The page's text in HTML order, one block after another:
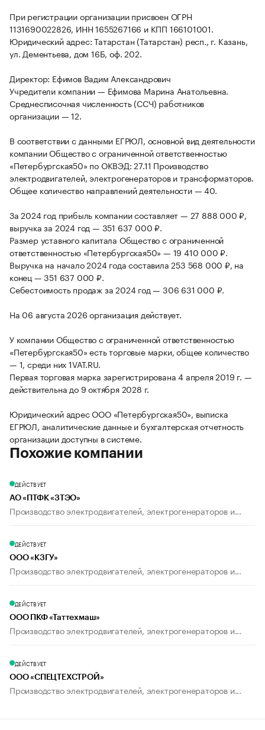
При регистрации организации присвоен ОГРН
1131690022826, ИНН 1655267166 и КПП 166101001.
Юридический адрес: Татарстан (Татарстан) респ., г. Казань,
ул. Дементьева, дом 16Б, оф. 202.
Директор: Ефимов Вадим Александрович
Учредители компании — Ефимова Марина Анатольевна.
Среднесписочная численность (ССЧ) работников
организации — 12.
В соответствии с данными ЕГРЮЛ, основной вид деятельности
компании Общество с ограниченной ответственностью
«Петербургская50» по ОКВЭД: 27.11 Производство
электродвигателей, электрогенераторов и трансформаторов.
Общее количество направлений деятельности — 40.
За 2024 год прибыль компании составляет — 27 888 000 ₽,
выручка за 2024 год — 351 637 000 ₽.
Размер уставного капитала Общество с ограниченной
ответственностью «Петербургская50» — 19 410 000 ₽.
Выручка на начало 2024 года составила 253 568 000 ₽, на
конец — 351 637 000 ₽.
Себестоимость продаж за 2024 год — 306 631 000 ₽.
На 06 августа 2026 организация действует.
У компании Общество с ограниченной ответственностью
«Петербургская50» есть торговые марки, общее количество
— 1, среди них 1VAT.RU.
Первая торговая марка зарегистрирована 4 апреля 2019 г. —
действительна до 9 октября 2028 г.
Юридический адрес ООО «Петербургская50», выписка
ЕГРЮЛ, аналитические данные и бухгалтерская отчетность
организации доступны в системе.
Похожие компании
ДЕЙСТВУЕТ
АО «ПТФК «ЗТЭО»
Производство электродвигателей, электрогенераторов и...
ДЕЙСТВУЕТ
ООО «КЗГУ»
Производство электродвигателей, электрогенераторов и...
ДЕЙСТВУЕТ
ООО ПКФ «Таттехмаш»
Производство электродвигателей, электрогенераторов и...
ДЕЙСТВУЕТ
ООО «СПЕЦТЕХСТРОЙ»
Производство электродвигателей, электрогенераторов и...